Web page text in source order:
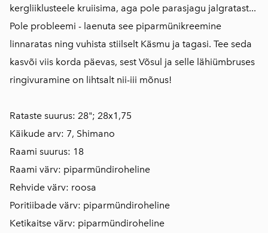
kergliiklusteele kruiisima, aga pole parasjagu jalgratast...
Pole probleemi - laenuta see piparmünikreemine
linnaratas ning vuhista stiilselt Käsmu ja tagasi. Tee seda
kasvõi viis korda päevas, sest Võsul ja selle lähiümbruses
ringivuramine on lihtsalt nii-iii mõnus!
Rataste suurus: 28"; 28x1,75
Käikude arv: 7, Shimano
Raami suurus: 18
Raami värv: piparmündiroheline
Rehvide värv: roosa
Poritiibade värv: piparmündiroheline
Ketikaitse värv: piparmündiroheline